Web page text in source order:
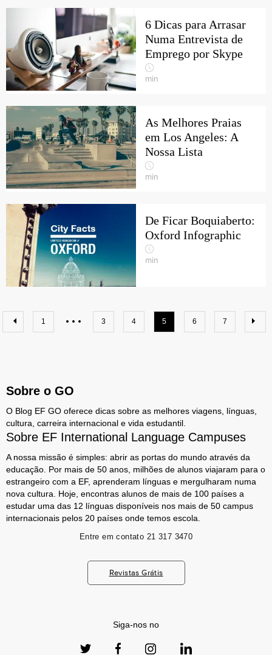
6 Dicas para Arrasar
Numa Entrevista de
Emprego por Skype
min
As Melhores Praias
em Los Angeles: A
Nossa Lista
min
De Ficar Boquiaberto:
Oxford Infographic
min
1 3 4 5 6 7
Sobre o GO
O Blog EF GO oferece dicas sobre as melhores viagens, línguas,
cultura, carreira internacional e vida estudantil.
Sobre EF International Language Campuses
A nossa missão é simples: abrir as portas do mundo através da
educação. Por mais de 50 anos, milhões de alunos viajaram para o
estrangeiro com a EF, aprenderam línguas e mergulharam numa
nova cultura. Hoje, encontras alunos de mais de 100 países a
estudar uma das 12 línguas disponíveis nos mais de 50 campus
internacionais pelos 20 países onde temos escola.
Entre em contato 21 317 3470
Revistas Grátis
Siga-nos no